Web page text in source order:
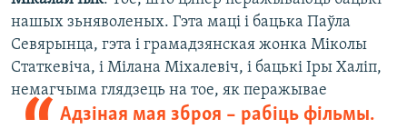
нашых зьняволеных. Гэта маці і бацька Паўла
Севярынца, гэта і грамадзянская жонка Міколы
Статкевіча, і Мілана Міхалевіч, і бацькі Іры Халіп,
немагчыма глядзець на тое,
Адзіная мая зброя – рабіць фільмы.
як перажывае